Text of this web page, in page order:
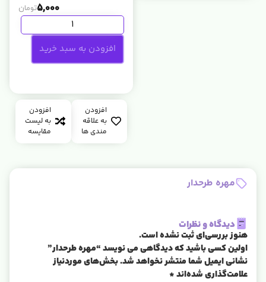
افزودن
به علاقه
مندی ها
افزودن
به لیست
مقایسه
5,000تومان
افزودن به سبد خرید
مهره طرحدار
دیدگاه و نظرات
هنوز بررسی‌ای ثبت نشده است.
اولین کسی باشید که دیدگاهی می نویسد “مهره طرحدار”
نشانی ایمیل شما منتشر نخواهد شد.بخش‌های موردنیاز
علامت‌گذاری شده‌اند*